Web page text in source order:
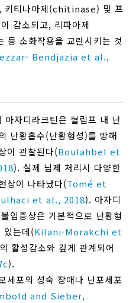
티나아제(chitinase) 및 프
감소되고, 리파아제
소화작용을 교란시키는 것
Bendjazia et al.,
자디라크틴은 혈림프 내 난
난황흡수(난황형성)를 방해
이 관찰된다(Boulahbel et
). 실제 님제 처리시 다양한
상이 나타났다(Tomé et
et al., 2018). 아자디
임증상은 기본적으로 난황형
있는데(Kilani-Morakchi et
활성감소와 깊게 관계되어
).
세포의 성숙 장애나 난포세포
and Sieber,